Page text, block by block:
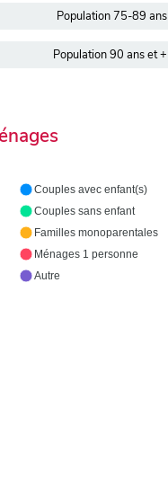
Population 75-89 ans
Population 90 ans et +
Couples avec enfant(s)
Couples sans enfant
Familles monoparentales
Ménages 1 personne
Autre